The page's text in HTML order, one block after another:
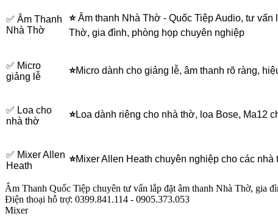
✅ Âm Thanh
Nhà Thờ
⭐Âm thanh Nhà Thờ - Quốc Tiệp Audio, tư vấn
Thờ, gia đình, phòng họp chuyên nghiệp
✅ Micro
giảng lễ
⭐Micro dành cho giảng lễ, âm thanh rõ ràng,
✅ Loa cho
nhà thờ
⭐Loa dành riêng cho nhà thờ, loa Bose, Ma12
✅ Mixer Allen
Heath
⭐Mixer Allen Heath chuyên nghiệp cho các nhà
Âm Thanh Quốc Tiệp chuyên tư vấn lắp đặt âm thanh Nhà Thờ, gia
Điện thoại hỗ trợ: 0399.841.114 - 0905.373.053
Mixer